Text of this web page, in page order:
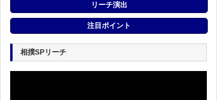
リーチ演出
注目ポイント
相撲SPリーチ